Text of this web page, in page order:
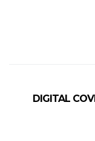
DIGITAL